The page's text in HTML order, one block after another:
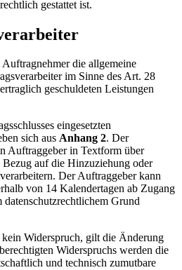
gestattet ist.
die allgemeine
im Sinne des Art. 28
geschuldeten Leistungen
eingesetzten
sich aus Anhang 2. Der
Auftraggeber in Textform über
auf die Hinzuziehung oder
Der Auftraggeber kann
von 14 Kalendertagen ab Zugang
Grund
Widerspruch, gilt die Änderung
Widerspruchs werden die
und technisch zumutbare